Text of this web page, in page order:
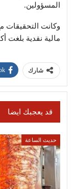
المسؤولين.
وكانت التحقيقات
مالية نقدية بلغت أكثر من 67 مليار دينار
شارك
قد يعجبك ايضا
حديث الساعة